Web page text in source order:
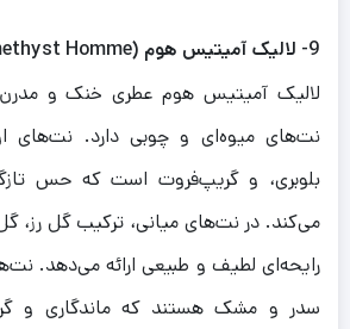
9- لالیک آمیتیس هوم (Lalique Amethyst Homme)
لالیک آمیتیس هوم عطری خنک و مدرن
نت‌های میوه‌ای و چوبی دارد. نت‌های
بلوبری، و گریپ‌فروت است که حس
می‌کند. در نت‌های میانی، ترکیب گل رز،
رایحه‌ای لطیف و طبیعی ارائه می‌دهد.
سدر و مشک هستند که ماندگاری و